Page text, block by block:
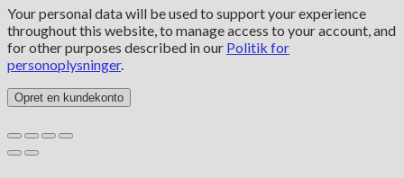
Your personal data will be used to support your experience
throughout this website, to manage access to your account, and
for other purposes described in our Politik for
personoplysninger.
Opret en kundekonto